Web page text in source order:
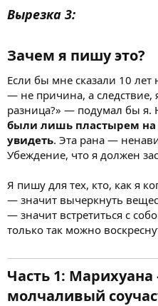
Вырезка 3:
Зачем я пишу это?
Если бы мне сказали 10 лет
— не причина, а следствие,
разница?» — подумал бы я.
были лишь пластырем на
увидеть. Эта рана —
Убеждение, что я должен
Я пишу для тех, кто, как я
— значит вычеркнуть
— значит встретиться с
только так можно
Часть 1:
молчаливый